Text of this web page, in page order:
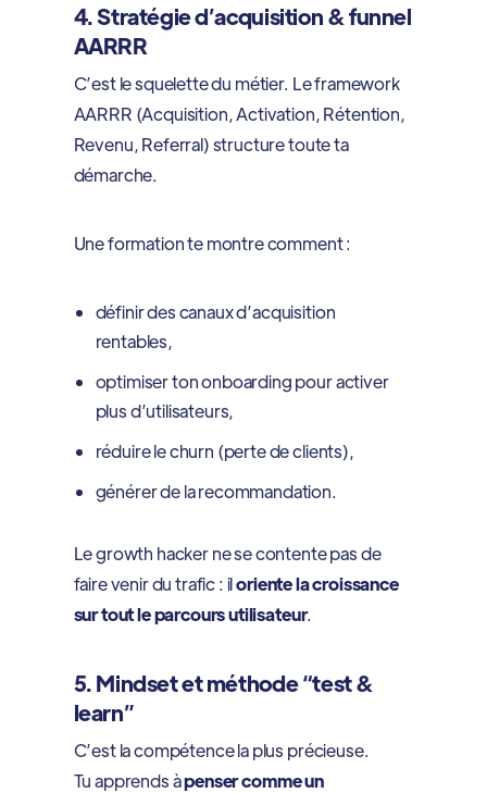
4. Stratégie d’acquisition & funnel
AARRR
C’est le squelette du métier. Le framework
AARRR (Acquisition, Activation, Rétention,
Revenu, Referral) structure toute ta
démarche.
Une formation te montre comment :
définir des canaux d’acquisition
rentables,
optimiser ton onboarding pour activer
plus d’utilisateurs,
réduire le churn (perte de clients),
générer de la recommandation.
Le growth hacker ne se contente pas de
faire venir du trafic : iloriente la croissance
sur tout le parcours utilisateur.
5. Mindset et méthode “test &
learn”
C’est la compétence la plus précieuse.
Tu apprends àpenser comme un